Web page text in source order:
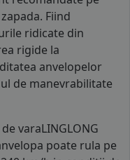
Fiind
ridicate din
rigide la
anvelopelor
de manevrabilitate
varaLINGLONG
poate rula pe